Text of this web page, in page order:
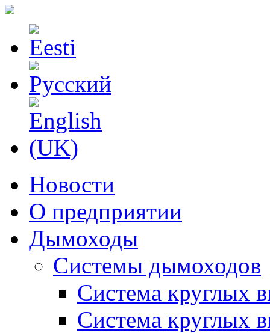
Новости
О предприятии
Дымоходы
Системы дымоходов
Система круглых
Система круглых